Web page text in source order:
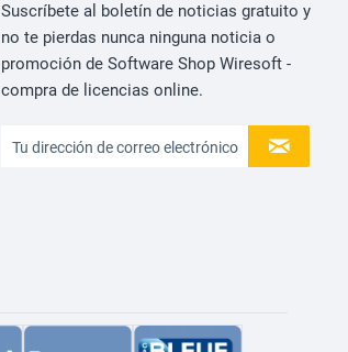
Suscríbete al boletín de noticias gratuito y
no te pierdas nunca ninguna noticia o
promoción de Software Shop Wiresoft -
compra de licencias online.